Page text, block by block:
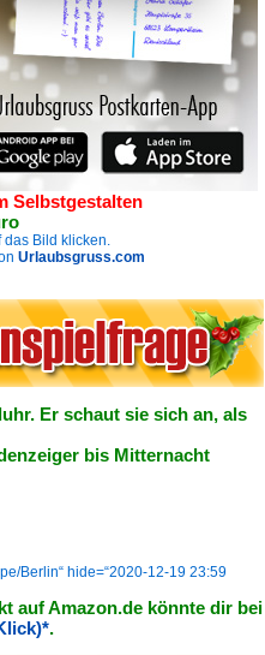
Selbstgestalten
das Bild klicken.
Urlaubsgruss.com
Er schaut sie sich an, als
bis Mitternacht
Berlin“ hide=“2020-12-19 23:59
auf Amazon.de könnte dir bei
.